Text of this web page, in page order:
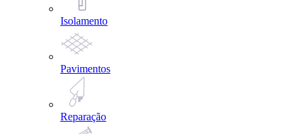
Isolamento
Pavimentos
Reparação